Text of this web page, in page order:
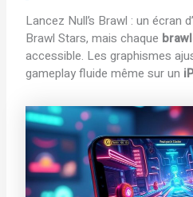
Lancez Null’s Brawl : un écran
Brawl Stars, mais chaque
accessible. Les graphismes
gameplay fluide même sur un